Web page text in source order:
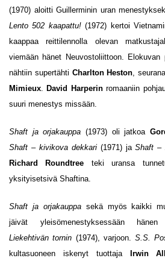
(1970) aloitti Guillerminin uran
Lento 502 kaapattu!(1972) kertoi
kaappaa reittilennolla olevan
viemään hänet Neuvostoliittoon. Elokuvan
nähtiin supertähti Charlton Heston,
Mimieux. David Harperinromaaniin
suuri menestys missään.
Shaft ja orjakauppa (1973) oli jatkoa
Shaft – kivikova dekkari(1971) jaShaft –
Richard Roundtree teki uransa
yksityisetsivä Shaftina.
Shaft ja orjakauppa sekä myös kaikki
jäivät yleisömenestyksessään hänen
Liekehtivän tornin (1974), varjoon.S.S.
kultasuoneen iskenyt tuottaja
Irwin